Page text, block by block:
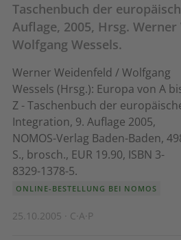
Taschenbuch der
Auflage, 2005, Hrsg.
Wolfgang Wessels.
Werner Weidenfeld / Wolfgang
Wessels (Hrsg.): Europa von A
Z - Taschenbuch der
Integration, 9. Auflage 2005,
NOMOS-Verlag Baden-Baden,
S., brosch., EUR 19.90, ISBN 3-
8329-1378-5.
ONLINE-BESTELLUNG BEI NOMOS
25.10.2005 · C·A·P